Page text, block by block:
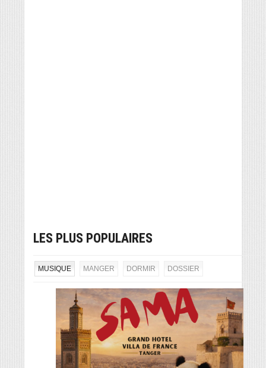
LES PLUS POPULAIRES
MUSIQUE MANGER DORMIR DOSSIER